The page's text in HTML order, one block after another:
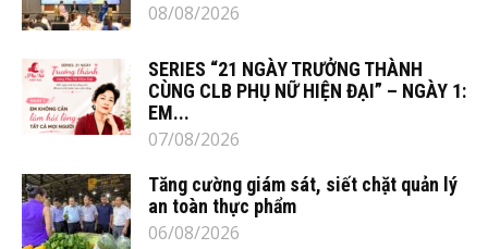
08/08/2026
SERIES “21 NGÀY TRƯỞNG THÀNH
CÙNG CLB PHỤ NỮ HIỆN ĐẠI” – NGÀY 1:
EM...
07/08/2026
Tăng cường giám sát, siết chặt quản lý
an toàn thực phẩm
06/08/2026